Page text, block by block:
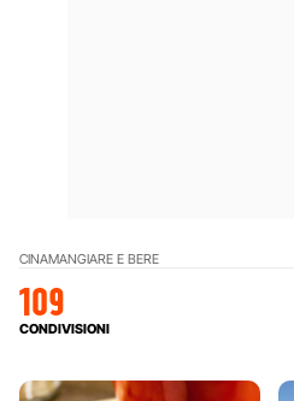
CINAMANGIARE E BERE
109
CONDIVISIONI